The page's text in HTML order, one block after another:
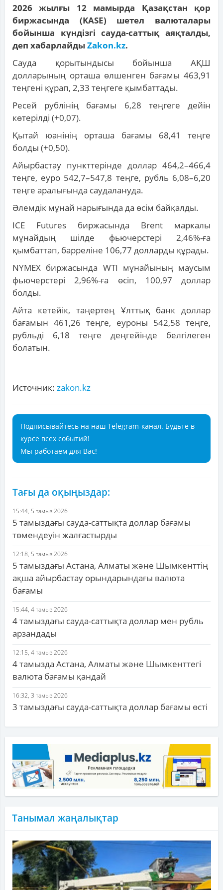
2026 жылғы 12 мамырда Қазақстан қор
биржасында (KASE) шетел валюталары
бойынша күндізгі сауда-саттық аяқталды,
деп хабарлайдыZakon.kz.
Сауда қорытындысы бойынша АҚШ
долларының орташа өлшенген бағамы 463,91
теңгені құрап, 2,33 теңгеге қымбаттады.
Ресей рублінің бағамы 6,28 теңгеге дейін
көтерілді (+0,07).
Қытай юанінің орташа бағамы 68,41 теңге
болды (+0,50).
Айырбастау пункттерінде доллар 464,2–466,4
теңге, еуро 542,7–547,8 теңге, рубль 6,08–6,20
теңге аралығында саудалануда.
Әлемдік мұнай нарығында да өсім байқалды.
ICE Futures биржасында Brent маркалы
мұнайдың шілде фьючерстері 2,46%-ға
қымбаттап, барреліне 106,77 долларды құрады.
NYMEX биржасында WTI мұнайының маусым
фьючерстері 2,96%-ға өсіп, 100,97 доллар
болды.
Айта кетейік, таңертең Ұлттық банк доллар
бағамын 461,26 теңге, еуроны 542,58 теңге,
рубльді 6,18 теңге деңгейінде белгілеген
болатын.
Источник: zakon.kz
Подписывайтесь на наш Telegram-канал. Будьте в
курсе всех событий!
Мы работаем для Вас!
Тағы да оқыңыздар:
15:44, 5 тамыз 2026
5 тамыздағы сауда-саттықта доллар бағамы
төмендеуін жалғастырды
12:18, 5 тамыз 2026
5 тамыздағы Астана, Алматы және Шымкенттің
ақша айырбастау орындарындағы валюта
бағамы
15:44, 4 тамыз 2026
4 тамыздағы сауда-саттықта доллар мен рубль
арзандады
12:15, 4 тамыз 2026
4 тамызда Астана, Алматы және Шымкенттегі
валюта бағамы қандай
16:32, 3 тамыз 2026
3 тамыздағы сауда-саттықта доллар бағамы өсті
Танымал жаңалықтар